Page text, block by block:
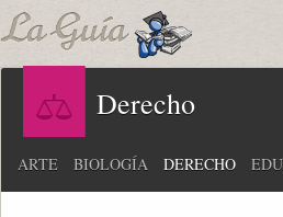
Derecho
ARTE BIOLOGÍA DERECHO